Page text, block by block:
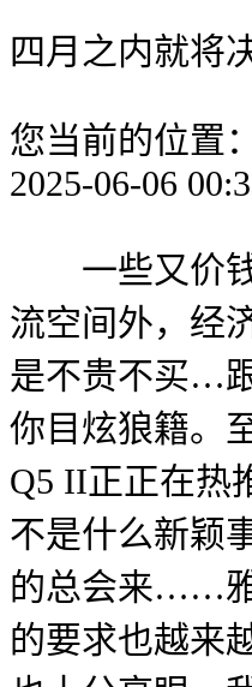
四月之内就将
您当前的位置：
2025-06-06
一些又价钱
流空间外，经
是不贵不买…
你目炫狼籍。
Q5 II正正在热
不是什么新颖
的总会来……雅
的要求也越来